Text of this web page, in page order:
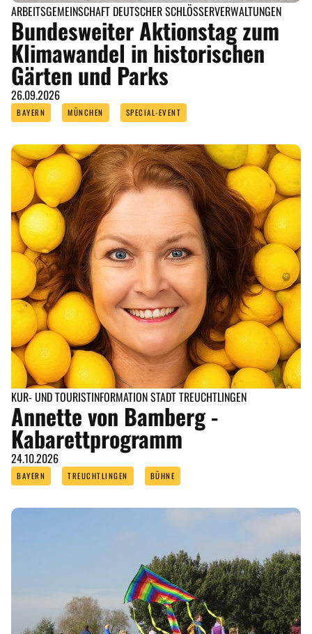
ARBEITSGEMEINSCHAFT DEUTSCHER SCHLÖSSERVERWALTUNGEN
Bundesweiter Aktionstag zum
Klimawandel in historischen
Gärten und Parks
26.09.2026
BAYERN MÜNCHEN SPECIAL-EVENT
KUR- UND TOURISTINFORMATION STADT TREUCHTLINGEN
Annette von Bamberg -
Kabarettprogramm
24.10.2026
BAYERN TREUCHTLINGEN BÜHNE